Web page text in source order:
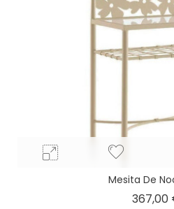
Mesita De
367,00